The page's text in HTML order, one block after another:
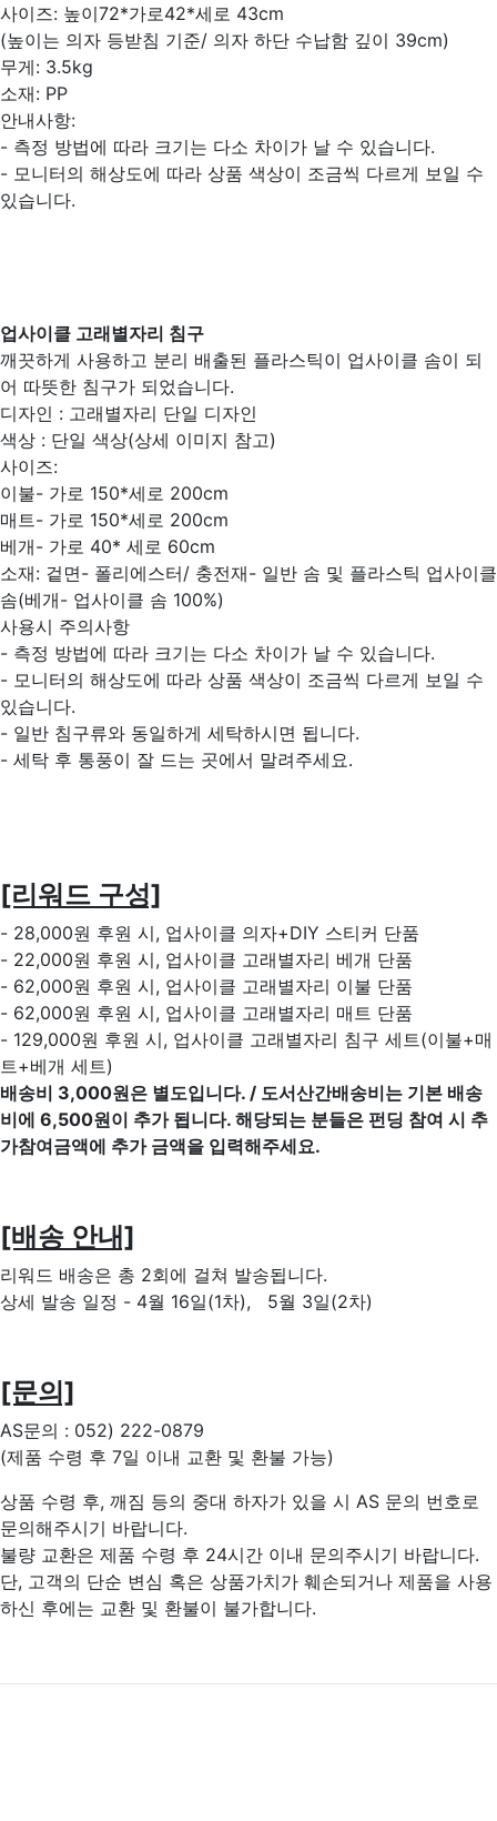
사이즈: 높이72*가로42*세로 43cm
(높이는 의자 등받침 기준/ 의자 하단 수납함 깊이 39cm)
무게: 3.5kg
소재: PP
안내사항:
- 측정 방법에 따라 크기는 다소 차이가 날 수 있습니다.
- 모니터의 해상도에 따라 상품 색상이 조금씩 다르게 보일 수
있습니다.
업사이클 고래별자리 침구
깨끗하게 사용하고 분리 배출된 플라스틱이 업사이클 솜이 되
어 따뜻한 침구가 되었습니다.
디자인 : 고래별자리 단일 디자인
색상 : 단일 색상(상세 이미지 참고)
사이즈:
이불- 가로 150*세로 200cm
매트- 가로 150*세로 200cm
베개- 가로 40* 세로 60cm
소재: 겉면- 폴리에스터/ 충전재- 일반 솜 및 플라스틱 업사이클
솜(베개- 업사이클 솜 100%)
사용시 주의사항
- 측정 방법에 따라 크기는 다소 차이가 날 수 있습니다.
- 모니터의 해상도에 따라 상품 색상이 조금씩 다르게 보일 수
있습니다.
- 일반 침구류와 동일하게 세탁하시면 됩니다.
- 세탁 후 통풍이 잘 드는 곳에서 말려주세요.
[리워드 구성]
- 28,000원 후원 시, 업사이클 의자+DIY 스티커 단품​
- 22,000원 후원 시, 업사이클 고래별자리 베개 단품​
- 62,000원 후원 시, 업사이클 고래별자리 이불 단품
- 62,000원 후원 시, 업사이클 고래별자리 매트 단품
- 129,000원 후원 시, 업사이클 고래별자리 침구 세트(이불+매
트+베개 세트)
배송비 3,000원은 별도입니다. / 도서산간배송비는 기본 배송
비에 6,500원이 추가 됩니다. 해당되는 분들은 펀딩 참여 시 추
가참여금액에 추가 금액을 입력해주세요.
[배송 안내]
리워드 배송은 총 2회에 걸쳐 발송됩니다.
상세 발송 일정 - 4월 16일(1차), 5월 3일(2차)
[문의]
AS문의 : 052) 222-0879
(제품 수령 후 7일 이내 교환 및 환불 가능)
상품 수령 후, 깨짐 등의 중대 하자가 있을 시 AS 문의 번호로
문의해주시기 바랍니다.
불량 교환은 제품 수령 후 24시간 이내 문의주시기 바랍니다.
단, 고객의 단순 변심 혹은 상품가치가 훼손되거나 제품을 사용
하신 후에는 교환 및 환불이 불가합니다.